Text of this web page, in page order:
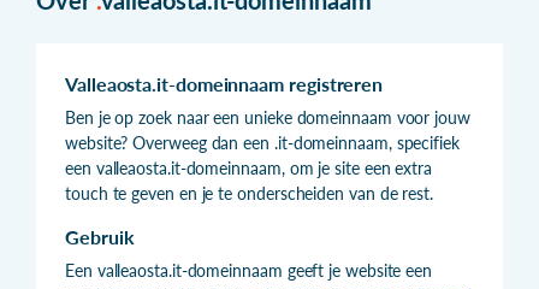
Valleaosta.it-domeinnaam registreren
Ben je op zoek naar een unieke domeinnaam voor jouw
website? Overweeg dan een .it-domeinnaam, specifiek
een valleaosta.it-domeinnaam, om je site een extra
touch te geven en je te onderscheiden van de rest.
Gebruik
Een valleaosta.it-domeinnaam geeft je website een